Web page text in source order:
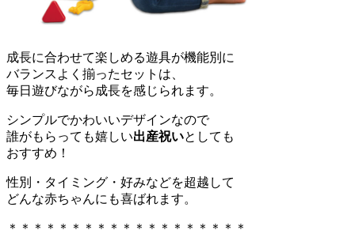
成長に合わせて楽しめる遊具が機能別に
バランスよく揃ったセットは、
毎日遊びながら成長を感じられます。
シンプルでかわいいデザインなので
誰がもらっても嬉しい出産祝いとしても
おすすめ！
性別・タイミング・好みなどを超越して
どんな赤ちゃんにも喜ばれます。
＊＊＊＊＊＊＊＊＊＊＊＊＊＊＊＊＊＊＊